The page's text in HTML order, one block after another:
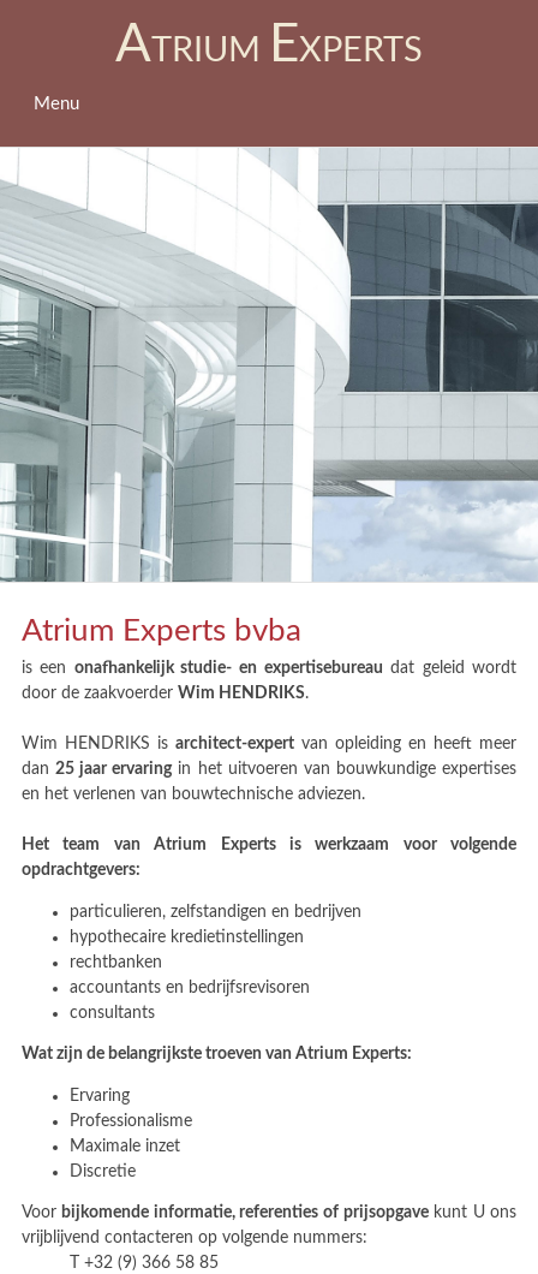
ATRIUM EXPERTS
Menu
Atrium Experts bvba
is een onafhankelijk studie- en expertisebureau dat geleid wordt
door de zaakvoerder Wim HENDRIKS.
Wim HENDRIKS is architect-expertvan opleiding en heeft meer
dan25 jaar ervaringin het uitvoeren van bouwkundige expertises
en het verlenen van bouwtechnische adviezen.
Het team van Atrium Experts is werkzaam voor volgende
opdrachtgevers:
particulieren, zelfstandigen en bedrijven
hypothecaire kredietinstellingen
rechtbanken
accountants en bedrijfsrevisoren
consultants
Wat zijn de belangrijkste troeven van Atrium Experts:
Ervaring
Professionalisme
Maximale inzet
Discretie
Voor bijkomende informatie, referenties of prijsopgavekunt U ons
vrijblijvend contacteren op volgende nummers:
T +32 (9) 366 58 85